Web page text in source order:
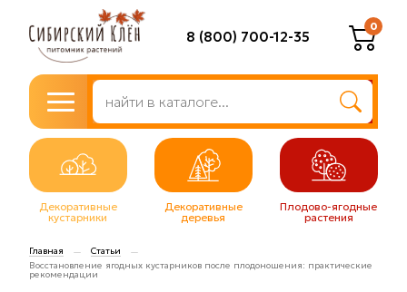
8 (800) 700-12-35
0
Декоративные
кустарники
Декоративные
деревья
Плодово-ягодные
растения
Главная — Статьи
—
Восстановление ягодных кустарников после плодоношения: практические
рекомендации